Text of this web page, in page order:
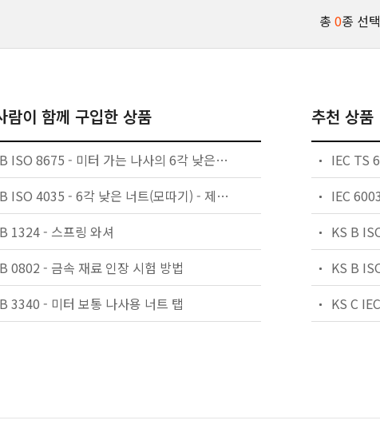
총 0종 선택
람이 함께 구입한 상품
KS B ISO 8675 - 미터 가는 나사의 6각 낮은 너트(모따기) - 제품 등급 A 및 B
KS B ISO 4035 - 6각 낮은 너트(모따기) - 제품등급 A 및 B
1324 - 스프링 와셔
0802 - 금속 재료 인장 시험 방법
3340 - 미터 보통 나사용 너트 탭
추천 상품